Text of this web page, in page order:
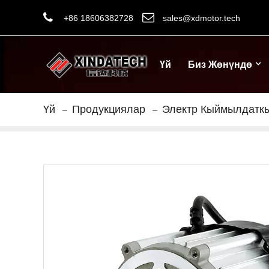
+86 18606382728 sales@xdmotor.tech
Үй Биз Жөнүндө
Үй Продукциялар Электр